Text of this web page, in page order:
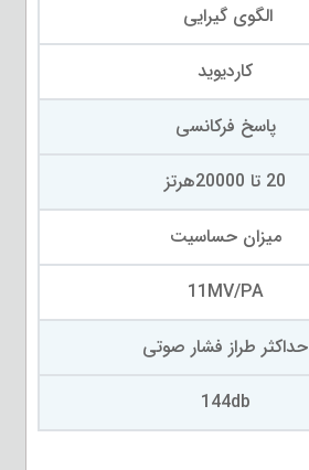
الگوی گیرایی
کاردیوید
پاسخ فرکانسی
20 تا 20000هرتز
میزان حساسیت
11MV/PA
حداکثر طراز فشار صوتی
144db